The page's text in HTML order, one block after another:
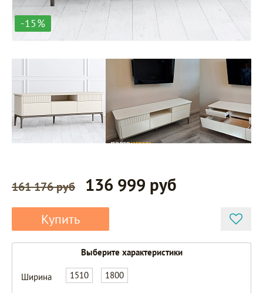
-15%
161 176 руб 136 999 руб
Купить
Выберите характеристики
Ширина 1510
1800
Pr105AT